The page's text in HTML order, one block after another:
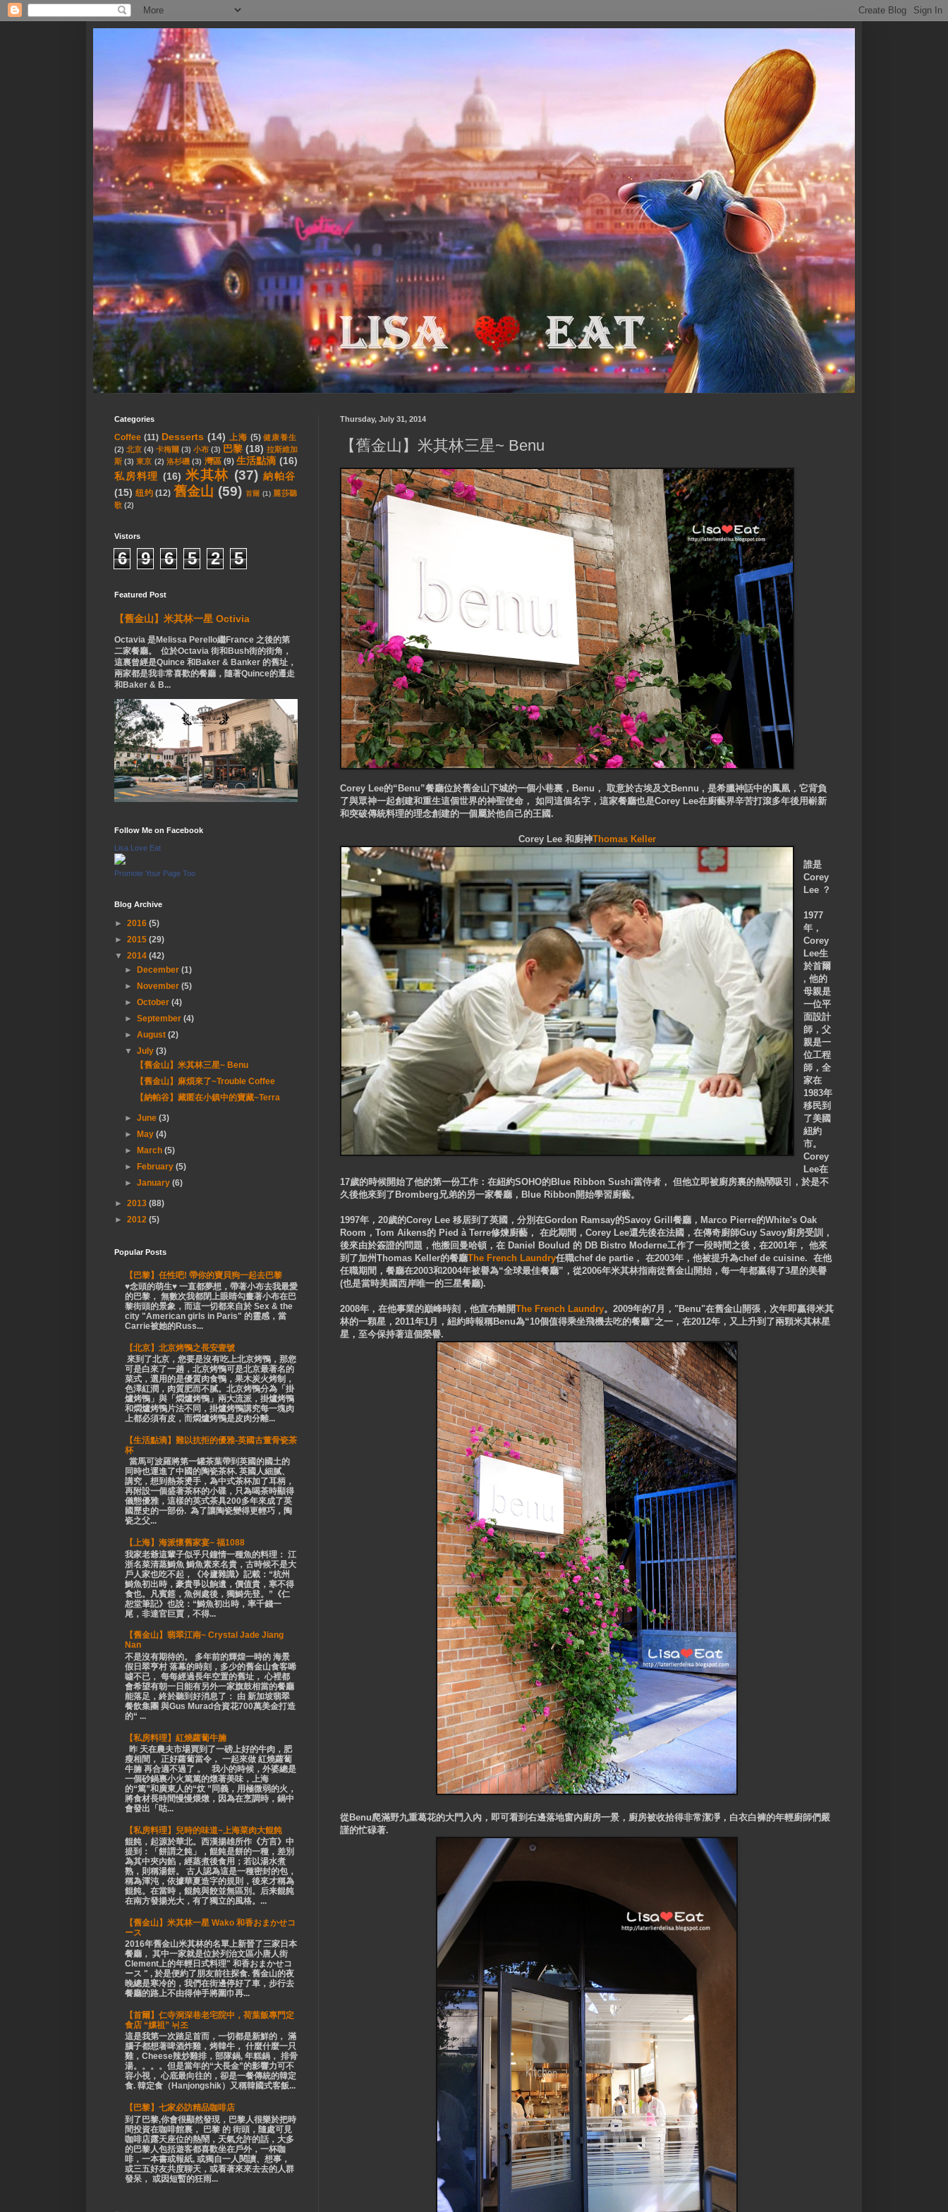
Thursday, July 31, 2014
【舊金山】米其林三星~ Benu
Corey Lee的“Benu”餐廳位於舊金山下城的一個小巷裏，Benu， 取意於古埃及文Bennu , 是希臘神話中的鳳凰，它背負
了與眾神一起創建和重生這個世界的神聖使命， 如同這個名字，這家餐廳也是Corey Lee在廚藝界辛苦打滾多年後用嶄新
和突破傳統料理的理念創建的一個屬於他自己的王國.
Corey Lee 和廚神Thomas Keller
誰是
Corey
Lee ？
1977
年，
Corey
Lee生
於首爾
, 他的
母親是
一位平
面設計
師，父
親是一
位工程
師，全
家在
1983年
移民到
了美國
紐約
市。
Corey
Lee在
17歲的時候開始了他的第一份工作：在紐約SOHO的Blue Ribbon Sushi當侍者， 但他立即被廚房裏的熱鬧吸引，於是不
久後他來到了Bromberg兄弟的另一家餐廳，Blue Ribbon開始學習廚藝。
1997年，20歲的Corey Lee 移居到了英國，分別在Gordon Ramsay的Savoy Grill餐廳，Marco Pierre的White's Oak
Room，Tom Aikens的 Pied à Terre修煉廚藝， 在此期間，Corey Lee還先後在法國，在傳奇廚師Guy Savoy廚房受訓，
後來由於簽證的問題，他搬回曼哈頓，在 Daniel Boulud 的 DB Bistro Moderne工作了一段時間之後，在2001年， 他來
到了加州Thomas Keller的餐廳The French Laundry任職chef de partie， 在2003年，他被提升為chef de cuisine. 在他
任職期間，餐廳在2003和2004年被譽為“全球最佳餐廳”，從2006年米其林指南從舊金山開始，每一年都贏得了3星的美譽
(也是當時美國西岸唯一的三星餐廳).
2008年，在他事業的巔峰時刻，他宣布離開The French Laundry。2009年的7月，"Benu"在舊金山開張，次年即贏得米其
林的一顆星，2011年1月，紐約時報稱Benu為“10個值得乘坐飛機去吃的餐廳”之一，在2012年，又上升到了兩顆米其林星
星，至今保持著這個榮譽.
從Benu爬滿野九重葛花的大門入內，即可看到右邊落地窗內廚房一景，廚房被收拾得非常潔凈，白衣白褲的年輕廚師們嚴
謹的忙碌著.
Categories
Coffee (11) Desserts (14) 上海 (5) 健康養生
(2) 北京 (4) 卡梅爾 (3) 小布 (3) 巴黎 (18) 拉斯維加
斯 (3) 東京 (2) 洛杉磯 (3) 灣區 (9) 生活點滴 (16)
私房料理 (16) 米其林 (37) 納帕谷
(15) 纽约 (12) 舊金山 (59) 首爾 (1) 麗莎聽
歌 (2)
Vistors
6 9 6 5 2 5
Featured Post
【舊金山】米其林一星 Octivia
Octavia 是Melissa Perello繼France 之後的第
二家餐廳。 位於Octavia 街和Bush街的街角，
這裏曾經是Quince 和Baker & Banker 的舊址，
兩家都是我非常喜歡的餐廳，隨著Quince的遷走
和Baker & B...
Follow Me on Facebook
Lisa Love Eat
Promote Your Page Too
Blog Archive
► 2016 (5)
► 2015 (29)
▼ 2014 (42)
►
December(1)
►
November(5)
►October(4)
►September(4)
►August(2)
▼July(3)
【舊金山】米其林三星~ Benu
【舊金山】麻煩來了~Trouble Coffee
【納帕谷】藏匿在小鎮中的寶藏~Terra
►June(3)
►
May(4)
►
March(5)
►
February(5)
►January(6)
► 2013 (88)
► 2012 (5)
Popular Posts
【巴黎】任性吧! 帶你的寶貝狗一起去巴黎
♥念頭的萌生♥ 一直都夢想，帶著小布去我最愛
的巴黎， 無數次我都閉上眼睛勾畫著小布在巴
黎街頭的景象，而這一切都來自於 Sex & the
city "American girls in Paris" 的靈感，當
Carrie被她的Russ...
【北京】北京烤鴨之長安壹號
來到了北京，您要是沒有吃上北京烤鴨，那您
可是白來了一趟，北京烤鴨可是北京最著名的
菜式，選用的是優質肉食鴨，果木炭火烤制，
色澤紅潤，肉質肥而不膩。北京烤鴨分為「掛
爐烤鴨」與「燜爐烤鴨」兩大流派，掛爐烤鴨
和燜爐烤鴨片法不同，掛爐烤鴨講究每一塊肉
上都必須有皮，而燜爐烤鴨是皮肉分離...
【生活點滴】難以抗拒的優雅-英國古董骨瓷茶
杯
當馬可波羅將第一罐茶葉帶到英國的國土的
同時也運進了中國的陶瓷茶杯. 英國人細膩、
講究，想到熱茶燙手，為中式茶杯加了耳柄，
再附設一個盛著茶杯的小碟，只為喝茶時顯得
儀態優雅，這樣的英式茶具200多年來成了英
國歷史的一部份. 為了讓陶瓷變得更輕巧，陶
瓷之父...
【上海】海派懷舊家宴~ 福1088
我家老爺這輩子似乎只鐘情一種魚的料理： 江
浙名菜清蒸鰣魚 鰣魚素來名貴，古時候不是大
戶人家也吃不起，《冷廬雜識》記載：“杭州
鰣魚初出時，豪貴爭以餉遺，價值貴，寒不得
食也。凡賓筵，魚例處後，獨鰣先登。”《仁
恕堂筆記》也說：“鰣魚初出時，率千錢一
尾，非達官巨賈，不得...
【舊金山】翡翠江南~ Crystal Jade Jiang
Nan
不是沒有期待的。 多年前的輝煌一時的 海景
假日翠亨村 落幕的時刻，多少的舊金山食客唏
噓不已， 每每經過長年空置的舊址， 心裡都
會希望有朝一日能有另外一家旗鼓相當的餐廳
能落足，終於聽到好消息了： 由 新加坡翡翠
餐飲集團 與Gus Murad合資花700萬美金打造
的“ ...
【私房料理】紅燒蘿蔔牛腩
昨 天在農夫市場買到了一磅上好的牛肉，肥
瘦相間， 正好蘿蔔當令， 一起來做 紅燒蘿蔔
牛腩 再合適不過了 。 我小的時候，外婆總是
一個砂鍋裏小火篤篤的燉著美味，上海
的“篤”和廣東人的“炆 ”同義，用極微弱的火，
將食材長時間慢慢煨燉，因為在烹調時，鍋中
會發出「咕...
【私房料理】兒時的味道~上海菜肉大餛飩
餛飩，起源於華北。西漢揚雄所作《方言》中
提到：「餅謂之飩」，餛飩是餅的一種，差別
為其中夾內餡，經蒸煮後食用；若以湯水煮
熟，則稱湯餅。 古人認為這是一種密封的包，
稱為渾沌，依據華夏造字的規則，後來才稱為
餛飩。在當時，餛飩與餃並無區別。后来餛飩
在南方發揚光大，有了獨立的風格。...
【舊金山】米其林一星 Wako 和香おまかせコ
ース
2016年舊金山米其林的名單上新晉了三家日本
餐廳， 其中一家就是位於列治文區小唐人街
Clement上的年輕日式料理" 和香おまかせコ
ース " , 於是便約了朋友前往探食. 舊金山的夜
晚總是寒冷的，我們在街邊停好了車，步行去
餐廳的路上不由得伸手將圍巾再...
【首爾】仁寺洞深巷老宅院中，荷葉飯專門定
食店 “嫘祖” 뉘조
這是我第一次踏足首而，一切都是新鮮的， 滿
腦子都想著啤酒炸雞，烤韓牛， 什麼什麼一只
雞，Cheese辣炒雞排，部隊鍋, 年糕鍋， 排骨
湯。。。。但是當年的“大長金”的影響力可不
容小視， 心底最向往的，卻是一餐傳統的韓定
食. 韓定食（Hanjongshik）又稱韓國式客飯...
【巴黎】七家必訪精品咖啡店
到了巴黎,你會很顯然發現，巴黎人很樂於把時
間投資在咖啡館裏， 巴黎 的 街頭，隨處可見
咖啡店露天座位的熱鬧，天氣允許的話，大多
的巴黎人包括遊客都喜歡坐在戶外，一杯咖
啡，一本書或報紙, 或獨自一人閱讀、想事，
或三五好友共度聊天，或看著來來去去的人群
發呆， 或因短暫的狂雨...